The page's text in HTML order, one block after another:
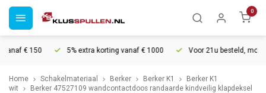
0
€ 150 5% extra korting vanaf € 1000 Voor 21u besteld, morgen
Home Schakelmateriaal Berker Berker K1
Berker K1
wit
Berker 47527109 wandcontactdoos randaarde kindveilig klapdeksel